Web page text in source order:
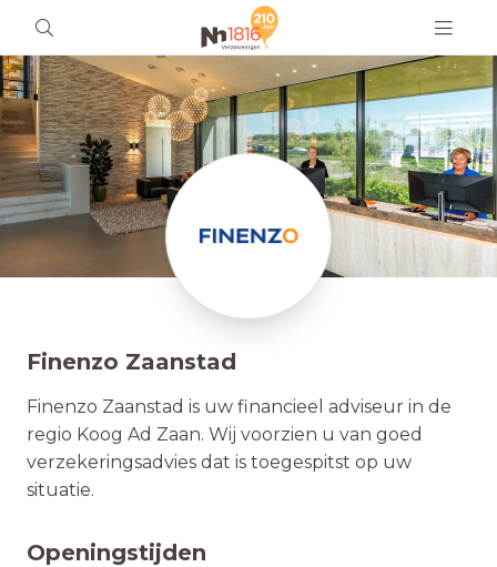
Finenzo Zaanstad
Finenzo Zaanstad is uw financieel adviseur in de
regio Koog Ad Zaan. Wij voorzien u van goed
verzekeringsadvies dat is toegespitst op uw
situatie.
Openingstijden